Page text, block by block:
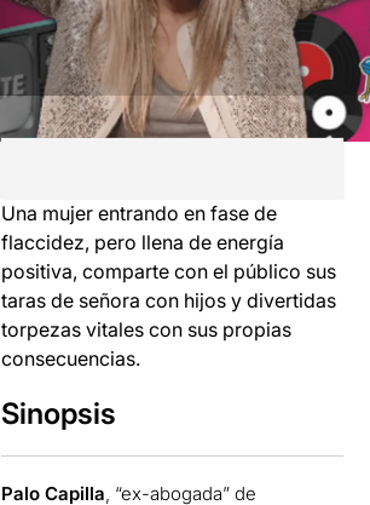
Una mujer entrando en fase de
flaccidez, pero llena de energía
positiva, comparte con el público sus
taras de señora con hijos y divertidas
torpezas vitales con sus propias
consecuencias.
Sinopsis
Palo Capilla, “ex-abogada” de